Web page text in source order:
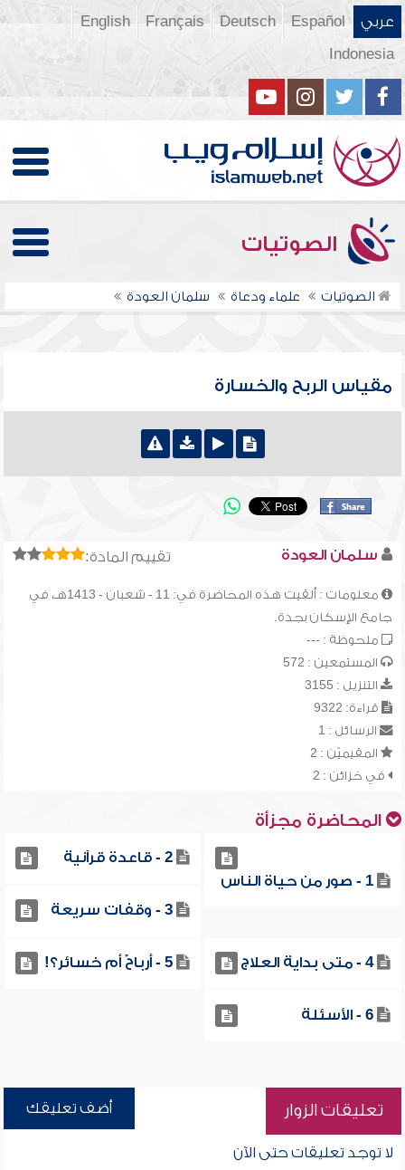
عربي Español
Deutsch
Français
English
Indonesia
الصوتيات
الصوتيات علماء ودعاة سلمان العودة
مقياس الربح والخسارة
تقييم المادة: سلمان العودة
معلومات : ألقيت هذه المحاضرة في: 11 - شعبان - 1413هـ، في
جامع الإسكان بجدة.
ملحوظة : ---
المستمعين : 572
التنزيل : 3155
قراءة: 9322
الرسائل : 1
المقيميّن : 2
في خزائن : 2
المحاضرة مجزأة
1 - صور من حياة الناس
2 - قاعدة قرآنية
3 - وقفات سريعة
4 - متى بداية العلاج 5 - أرباحٌ أم خسائر؟!
6 - الأسئلة
تعليقات الزوار أضف تعليقك
لا توجد تعليقات حتى الآن